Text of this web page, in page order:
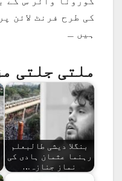
کی طرح فرنٹ لائن
ہیں ـ
ملتی جلتی
بنگلا دیشی طالبعلم
رہنما عثمان ہادی کی
نماز جنازہ…